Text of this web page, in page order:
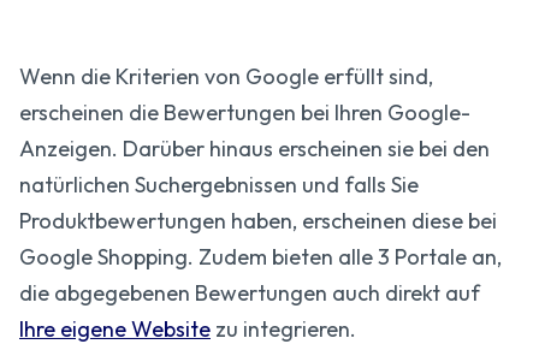
Wenn die Kriterien von Google erfüllt sind,
erscheinen die Bewertungen bei Ihren Google-
Anzeigen. Darüber hinaus erscheinen sie bei den
natürlichen Suchergebnissen und falls Sie
Produktbewertungen haben, erscheinen diese bei
Google Shopping. Zudem bieten alle 3 Portale an,
die abgegebenen Bewertungen auch direkt auf
Ihre eigene Website zu integrieren.